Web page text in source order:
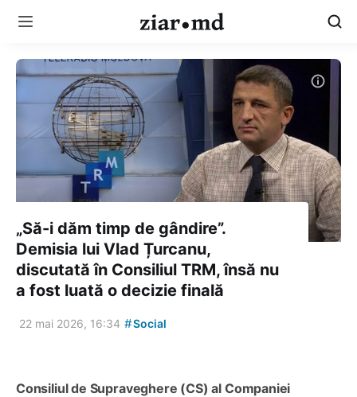
„Să-i dăm timp de gândire”.
Demisia lui Vlad Țurcanu,
discutată în Consiliul TRM, însă nu
a fost luată o decizie finală
22 mai 2026, 16:34 #Social
Consiliul de Supraveghere (CS) al Companiei